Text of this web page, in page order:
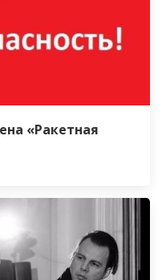
«Ракетная